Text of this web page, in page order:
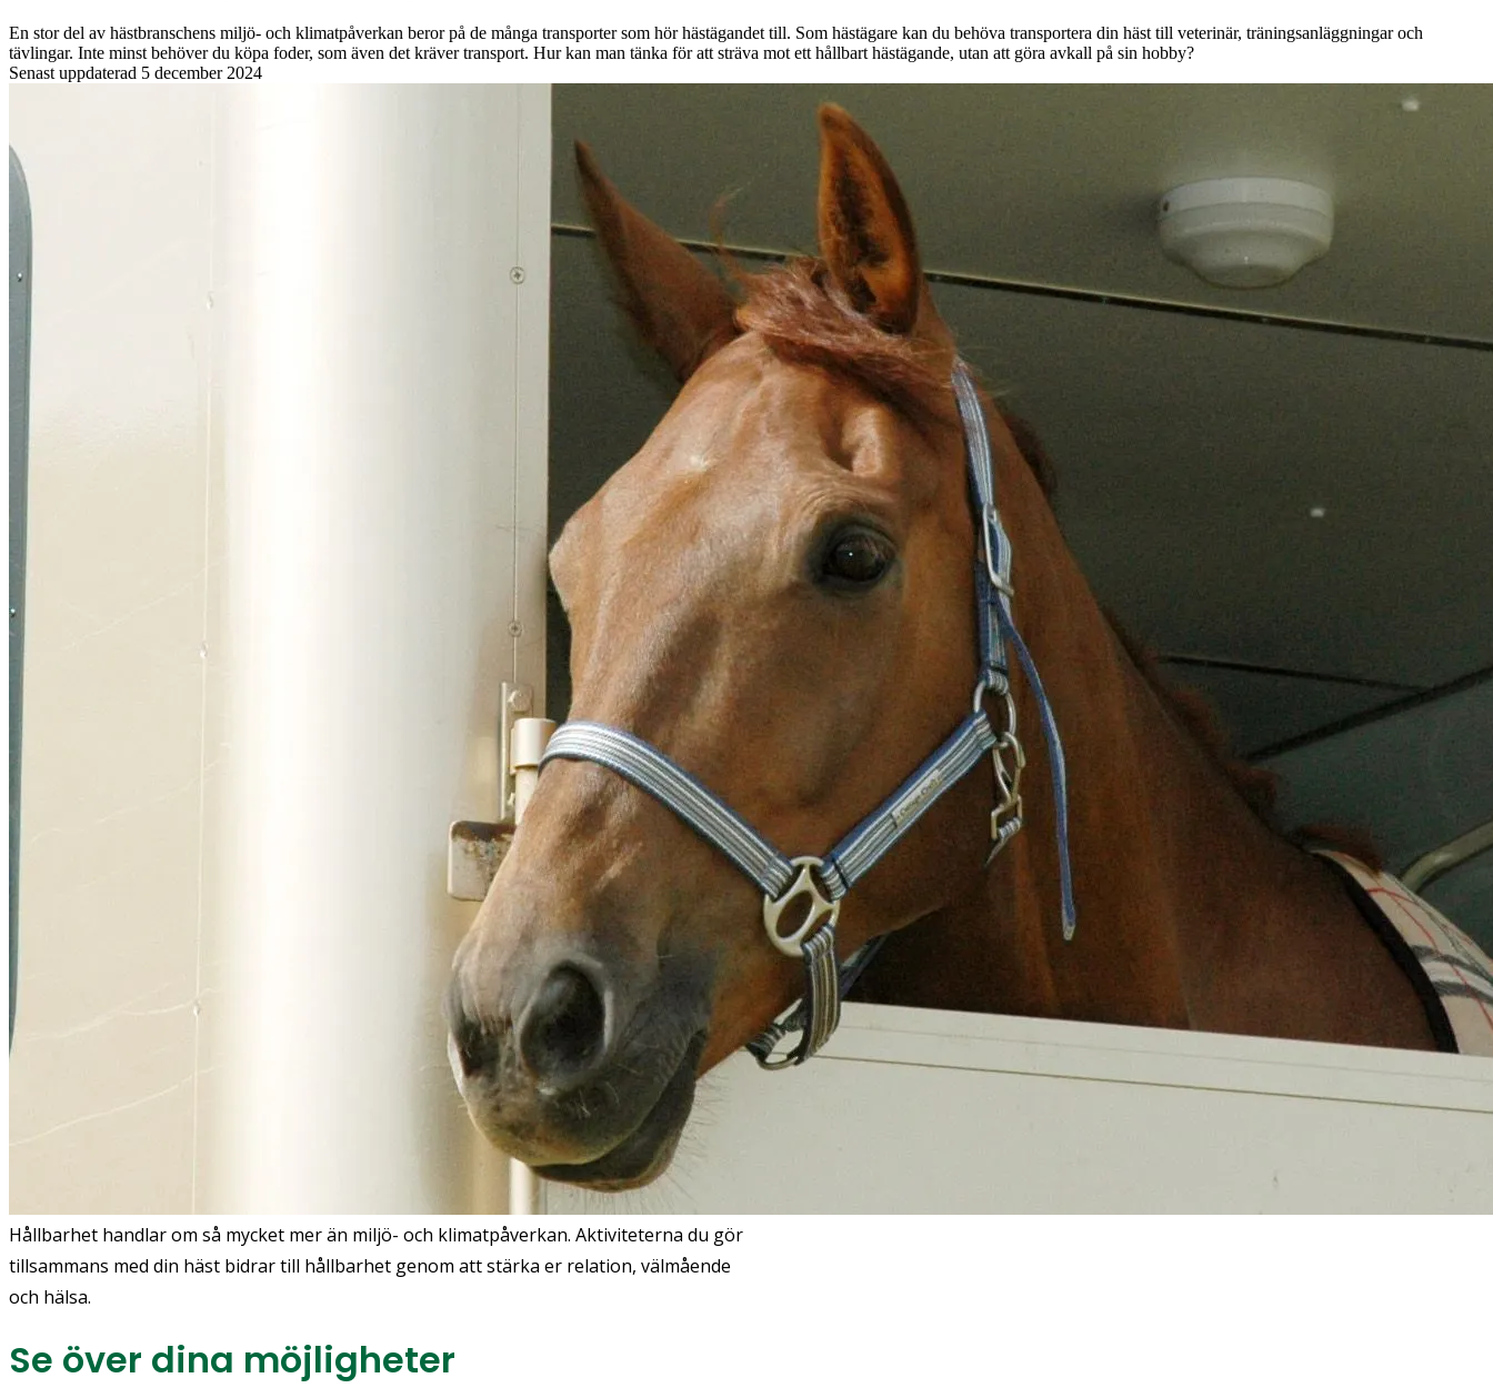
En stor del av hästbranschens miljö- och klimatpåverkan beror på de många transporter som hör hästägandet till. Som hästägare kan du behöva transportera din häst till veterinär, träningsanläggningar och
tävlingar. Inte minst behöver du köpa foder, som även det kräver transport. Hur kan man tänka för att sträva mot ett hållbart hästägande, utan att göra avkall på sin hobby?
Senast uppdaterad 5 december 2024
Hållbarhet handlar om så mycket mer än miljö- och klimatpåverkan. Aktiviteterna du gör
tillsammans med din häst bidrar till hållbarhet genom att stärka er relation, välmående
och hälsa.
Se över dina möjligheter